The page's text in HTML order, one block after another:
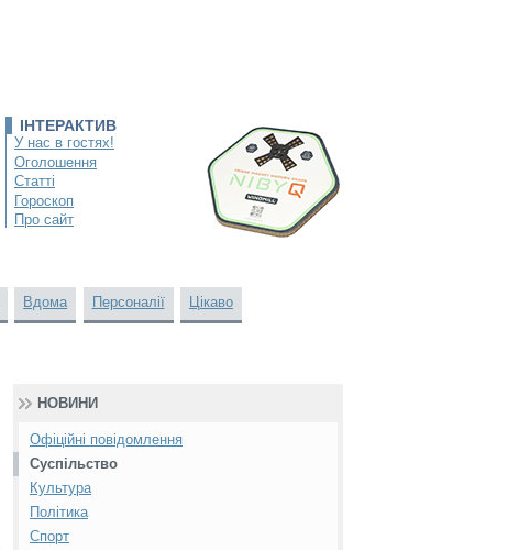
ІНТЕРАКТИВ
У нас в гостях!
Оголошення
Статті
Гороскоп
Про сайт
Вдома Персоналії Цікаво
НОВИНИ
Офіційні повідомлення
Суспільство
Культура
Політика
Спорт